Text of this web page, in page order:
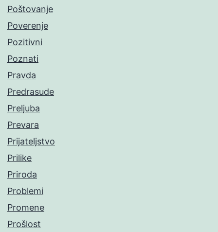
Poštovanje
Poverenje
Pozitivni
Poznati
Pravda
Predrasude
Preljuba
Prevara
Prijateljstvo
Prilike
Priroda
Problemi
Promene
Prošlost